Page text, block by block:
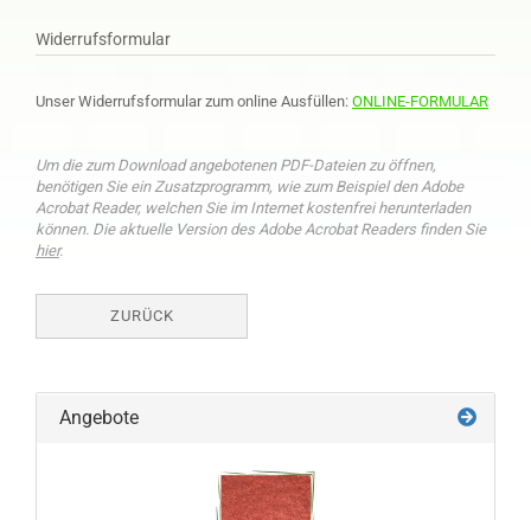
Widerrufsformular
Unser Widerrufsformular zum online Ausfüllen: ONLINE-FORMULAR
Um die zum Download angebotenen PDF-Dateien zu öffnen,
benötigen Sie ein Zusatzprogramm, wie zum Beispiel den Adobe
Acrobat Reader, welchen Sie im Internet kostenfrei herunterladen
können. Die aktuelle Version des Adobe Acrobat Readers finden Sie
hier.
ZURÜCK
Angebote